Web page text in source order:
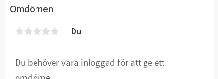
Omdömen
Du